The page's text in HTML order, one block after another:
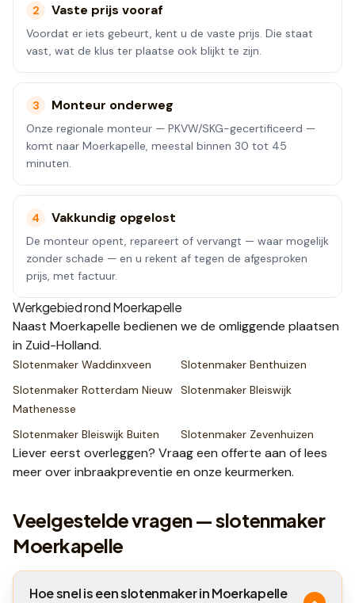
2 Vaste prijs vooraf
Voordat er iets gebeurt, kent u de vaste prijs. Die staat
vast, wat de klus ter plaatse ook blijkt te zijn.
3 Monteur onderweg
Onze regionale monteur — PKVW/SKG-gecertificeerd —
komt naar Moerkapelle, meestal binnen 30 tot 45
minuten.
4 Vakkundig opgelost
De monteur opent, repareert of vervangt — waar mogelijk
zonder schade — en u rekent af tegen de afgesproken
prijs, met factuur.
Werkgebied rondMoerkapelle
Naast Moerkapelle bedienen we de omliggende plaatsen
in Zuid-Holland.
Slotenmaker Waddinxveen Slotenmaker Benthuizen
Slotenmaker Rotterdam Nieuw
Mathenesse
Slotenmaker Bleiswijk
Slotenmaker Bleiswijk Buiten Slotenmaker Zevenhuizen
Liever eerst overleggen? Vraag een offerte aan of lees
meer overinbraakpreventie en onze keurmerken.
Veelgestelde vragen — slotenmaker
Moerkapelle
Hoe snel is een slotenmaker in Moerkapelle